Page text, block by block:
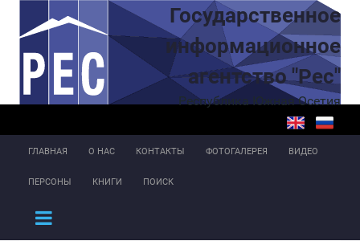
Перейти к основному содержаниюГосударственное
информационное
агентство "Рес"
Республика Южная Осетия
ГЛАВНАЯ О НАС КОНТАКТЫ ФОТОГАЛЕРЕЯ ВИДЕО
ПЕРСОНЫ КНИГИ ПОИСК